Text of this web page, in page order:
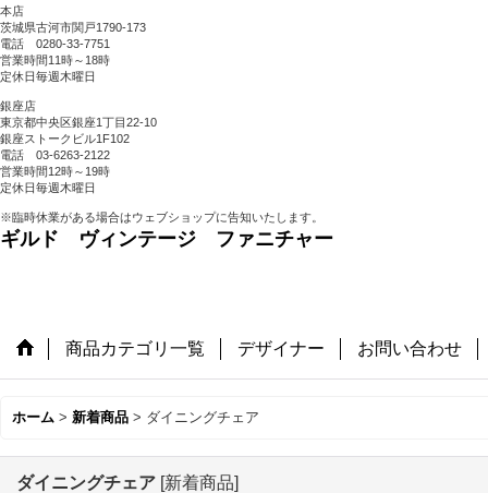
本店
茨城県古河市関戸1790-173
電話 0280-33-7751
営業時間11時～18時
定休日毎週木曜日
銀座店
東京都中央区銀座1丁目22-10
銀座ストークビル1F102
電話 03-6263-2122
営業時間12時～19時
定休日毎週木曜日
※臨時休業がある場合はウェブショップに告知いたします。
ギルド ヴィンテージ ファニチャー
商品カテゴリ一覧 デザイナー お問い合わせ
ホーム > 新着商品 > ダイニングチェア
ダイニングチェア [新着商品]